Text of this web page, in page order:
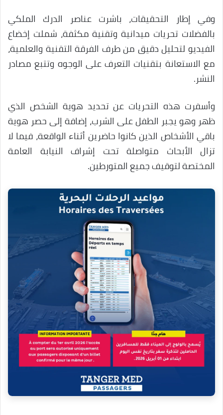
وفي إطار التحقيقات، باشرت عناصر الدرك الملكي
بالفضلات تحريات ميدانية وتقنية مكثفة، شملت إخضاع
الفيديو لتحليل دقيق من طرف الفرقة التقنية والعلمية،
مع الاستعانة بتقنيات التعرف على الوجوه وتتبع مصادر
النشر.
وأسفرت هذه التحريات عن تحديد هوية الشخص الذي
ظهر وهو يجبر الطفل على الشرب، إضافة إلى حصر هوية
باقي الأشخاص الذين كانوا حاضرين أثناء الواقعة، فيما لا
تزال الأبحاث متواصلة تحت إشراف النيابة العامة
المختصة لتوقيف جميع المتورطين.